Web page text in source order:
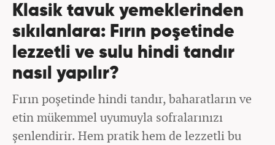
Klasik tavuk yemeklerinden
sıkılanlara: Fırın poşetinde
lezzetli ve sulu hindi tandır
nasıl yapılır?
Fırın poşetinde hindi tandır, baharatların ve
etin mükemmel uyumuyla sofralarınızı
şenlendirir. Hem pratik hem de lezzetli bu